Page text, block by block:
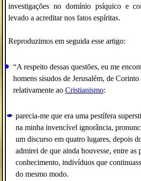
investigações no domínio psíquico e
levado a acreditar nos fatos espíritas.
Reproduzimos em seguida esse artigo:
“A respeito dessas questões, eu me
homens sisudos de Jerusalém, de Corinto
relativamente ao Cristianismo:
parecia-me que era uma pestífera
na minha invencível ignorância,
um discurso em quatro lugares, depois
admirei de que ainda houvesse, entre as
conhecimento, indivíduos que
do mesmo modo.